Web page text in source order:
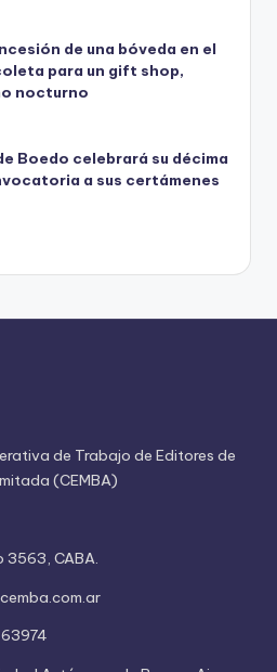
de una bóveda en el
para un gift shop,
nocturno
Boedo celebrará su décima
a sus certámenes
de Trabajo de Editores de
(CEMBA)
3563, CABA.